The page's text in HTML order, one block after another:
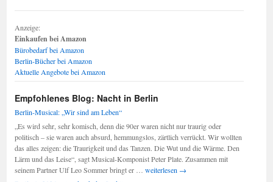
Anzeige:
Einkaufen bei Amazon
Bürobedarf bei Amazon
Berlin-Bücher bei Amazon
Aktuelle Angebote bei Amazon
Empfohlenes Blog: Nacht in Berlin
Berlin-Musical: „Wir sind am Leben“
„Es wird sehr, sehr komisch, denn die 90er waren nicht nur traurig oder
politisch – sie waren auch absurd, hemmungslos, zärtlich verrückt. Wir wollten
das alles zeigen: die Traurigkeit und das Tanzen. Die Wut und die Wärme. Den
Lärm und das Leise“, sagt Musical-Komponist Peter Plate. Zusammen mit
seinem Partner Ulf Leo Sommer bringt er … Berlin-
weiterlesen →